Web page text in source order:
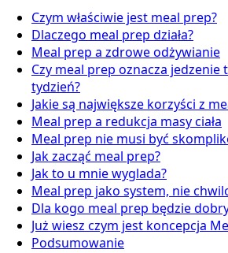
Czym właściwie jest meal prep?
Dlaczego meal prep działa?
Meal prep a zdrowe odżywianie
Czy meal prep oznacza jedzenie
tydzień?
Jakie są największe korzyści z
Meal prep a redukcja masy ciała
Meal prep nie musi być
Jak zacząć meal prep?
Jak to u mnie wyglada?
Meal prep jako system, nie
Dla kogo meal prep będzie
Już wiesz czym jest koncepcja
Podsumowanie